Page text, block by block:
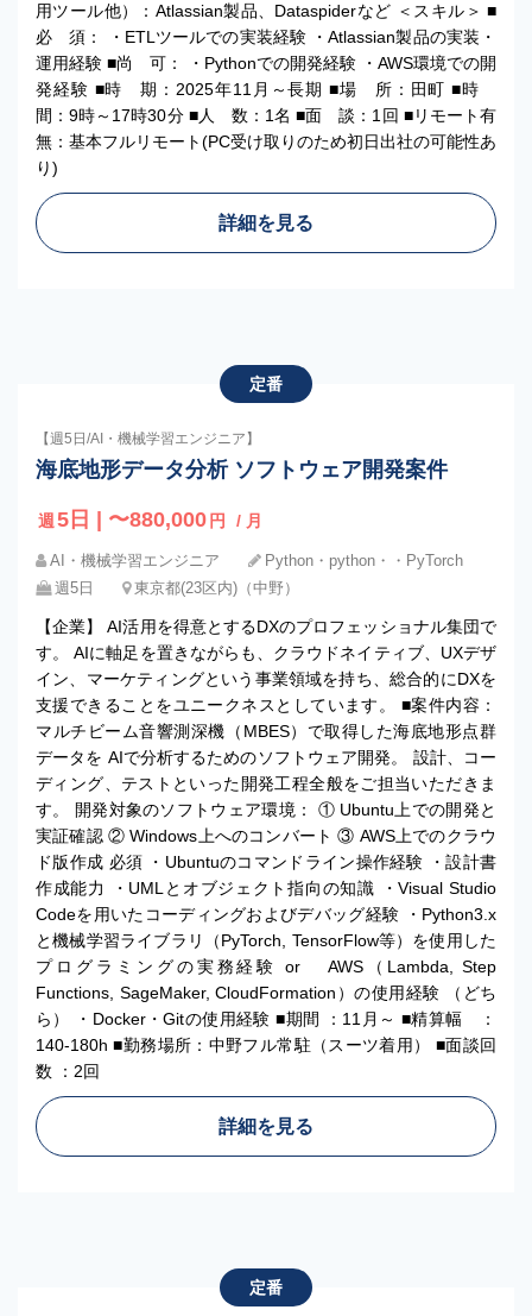
用ツール他）：Atlassian製品、Dataspiderなど ＜スキル＞ ■
必 須： ・ETLツールでの実装経験 ・Atlassian製品の実装・
運用経験 ■尚 可： ・Pythonでの開発経験 ・AWS環境での開
発経験 ■時 期：2025年11月～長期 ■場 所：田町 ■時
間：9時～17時30分 ■人 数：1名 ■面 談：1回 ■リモート有
無：基本フルリモート(PC受け取りのため初日出社の可能性あ
り)
詳細を見る
定番
【週5日/AI・機械学習エンジニア】
海底地形データ分析 ソフトウェア開発案件
週 5日 | 〜880,000 円 / 月
AI・機械学習エンジニア
Python・python・・PyTorch
週5日
東京都(23区内)（中野）
【企業】 AI活用を得意とするDXのプロフェッショナル集団で
す。 AIに軸足を置きながらも、クラウドネイティブ、UXデザ
イン、マーケティングという事業領域を持ち、総合的にDXを
支援できることをユニークネスとしています。 ■案件内容：
マルチビーム音響測深機（MBES）で取得した海底地形点群
データを AIで分析するためのソフトウェア開発。 設計、コー
ディング、テストといった開発工程全般をご担当いただきま
す。 開発対象のソフトウェア環境： ① Ubuntu上での開発と
実証確認 ② Windows上へのコンバート ③ AWS上でのクラウ
ド版作成 必須 ・Ubuntuのコマンドライン操作経験 ・設計書
作成能力 ・UMLとオブジェクト指向の知識 ・Visual Studio
Codeを用いたコーディングおよびデバッグ経験 ・Python3.x
と機械学習ライブラリ（PyTorch, TensorFlow等）を使用した
プログラミングの実務経験 or AWS（Lambda, Step
Functions, SageMaker, CloudFormation）の使用経験 （どち
ら） ・Docker・Gitの使用経験 ■期間 ：11月～ ■精算幅 ：
140-180h ■勤務場所：中野フル常駐（スーツ着用） ■面談回
数 ：2回
詳細を見る
定番